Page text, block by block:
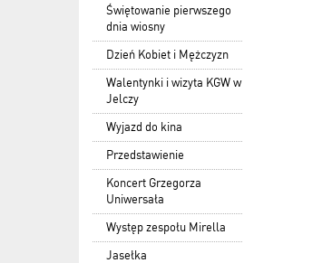
Świętowanie pierwszego
dnia wiosny
Dzień Kobiet i Mężczyzn
Walentynki i wizyta KGW w
Jelczy
Wyjazd do kina
Przedstawienie
Koncert Grzegorza
Uniwersała
Występ zespołu Mirella
Jasełka